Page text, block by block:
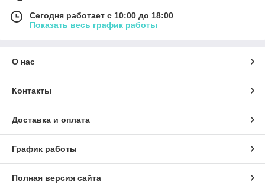
Сегодня работает с 10:00 до 18:00
Показать весь график работы
О нас
Контакты
Доставка и оплата
График работы
Полная версия сайта